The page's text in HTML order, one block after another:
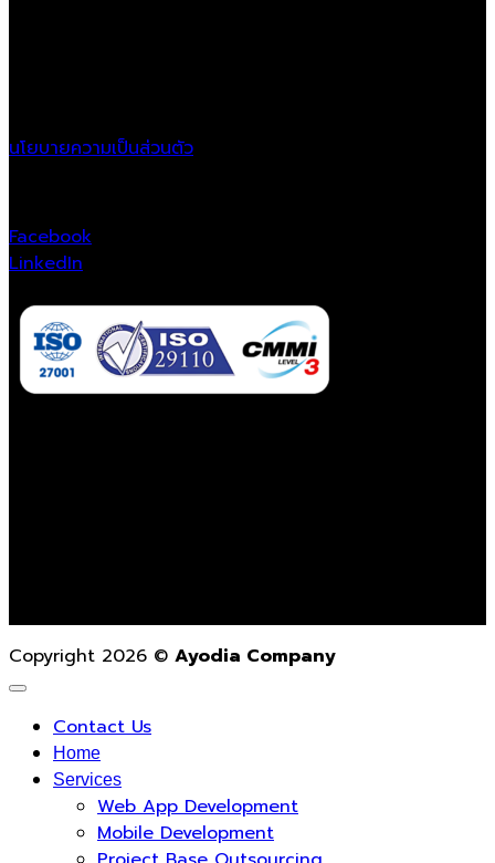
นโยบายความเป็นส่วนตัว
Facebook
LinkedIn
Copyright 2026 © Ayodia Company
Contact Us
Home
Services
Web App Development
Mobile Development